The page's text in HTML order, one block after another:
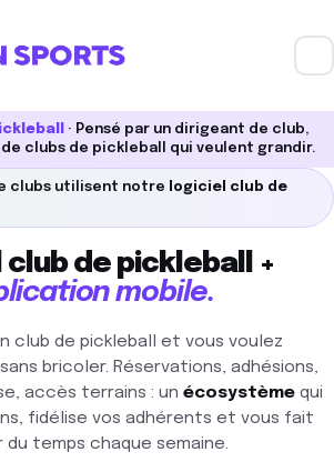
· Pensé par un dirigeant de club,
clubs de pickleball qui veulent grandir.
clubs utilisent notre
logiciel club de
club de pickleball +
mobile.
club de pickleball et vous voulez
bricoler. Réservations, adhésions,
accès terrains : un écosystème qui
fidélise vos adhérents et vous fait
du temps chaque semaine.